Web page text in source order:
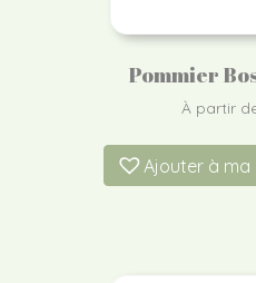
Pommier
À partir
Ajouter à ma